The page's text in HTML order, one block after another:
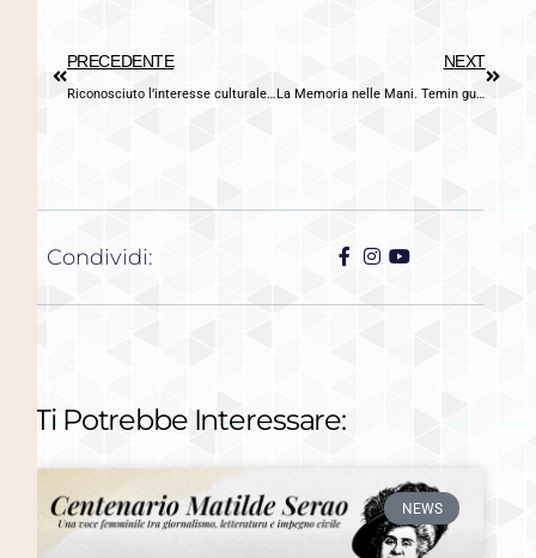
PRECEDENTE
Riconosciuto l’interesse culturale dell’Archivio del Giffoni Film Festival: mezzo secolo di cinema e formazione entra nel patrimonio culturale tutelato
NEXT
La Memoria nelle Mani. Temin guanti: novant’anni di storia industriale italiana attraverso una famiglia, un’impresa, un territorio
Condividi:
Ti Potrebbe Interessare:
NEWS